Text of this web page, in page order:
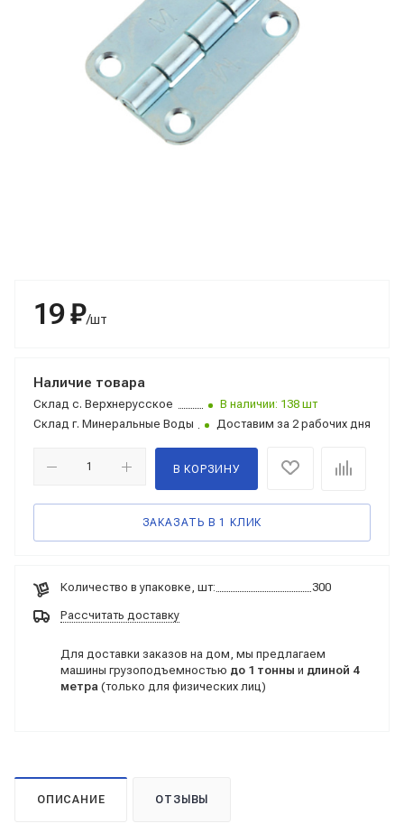
19 ₽/шт
Наличие товара
Склад с. Верхнерусское
В наличии: 138 шт
Склад г. Минеральные Воды Доставим за 2 рабочих дня
В КОРЗИНУ
ЗАКАЗАТЬ В 1 КЛИК
Количество в упаковке, шт: 300
Рассчитать доставку
Для доставки заказов на дом, мы предлагаем
машины грузоподъемностью до 1 тонны и длиной 4
метра (только для физических лиц)
ОПИСАНИЕ ОТЗЫВЫ